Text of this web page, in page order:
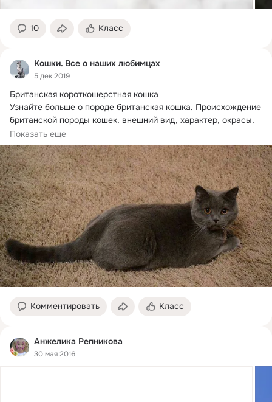
10 Класс
Кошки. Все о наших любимцах
5 дек 2019
Британская короткошерстная кошка
Узнайте больше о породе британская кошка. Происхождение
британской породы кошек, внешний вид, характер, окрасы,
уход, цена и питомники. Стоимость ухода в год.
Показать еще
Комментировать Класс
Анжелика Репникова
30 мая 2016